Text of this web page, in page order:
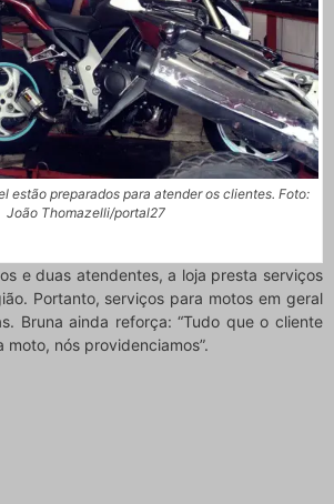
estão preparados para atender os clientes. Foto:
João Thomazelli/portal27
e duas atendentes, a loja presta serviços
Portanto, serviços para motos em geral
Bruna ainda reforça: “Tudo que o cliente
moto, nós providenciamos”.